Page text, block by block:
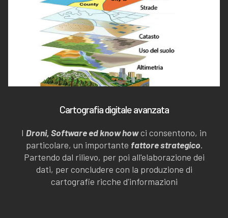
Cartografia digitale avanzata
I Droni, Software ed know howci consentono, in
particolare, un importante fattore strategico.
Partendo dal rilievo, per poi all'elaborazione dei
dati, per concludere con la produzione di
cartografie ricche d'informazioni